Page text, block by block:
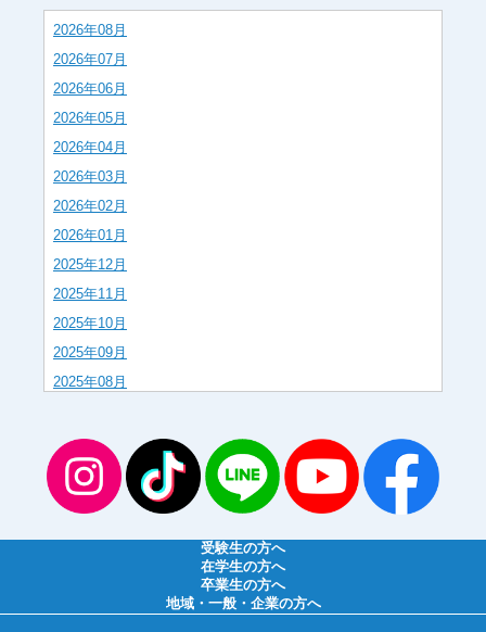
2026年08月
2026年07月
2026年06月
2026年05月
2026年04月
2026年03月
2026年02月
2026年01月
2025年12月
2025年11月
2025年10月
2025年09月
2025年08月
2025年06月
2025年05月
2025年04月
2024年12月
受験生の方へ
在学生の方へ
卒業生の方へ
地域・一般・企業の方へ